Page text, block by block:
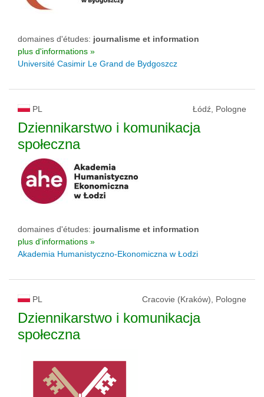
domaines d'études: journalisme et information
plus d'informations »
Université Casimir Le Grand de Bydgoszcz
PL Łódź, Pologne
Dziennikarstwo i komunikacja
społeczna
domaines d'études: journalisme et information
plus d'informations »
Akademia Humanistyczno-Ekonomiczna w Łodzi
PL Cracovie (Kraków), Pologne
Dziennikarstwo i komunikacja
społeczna